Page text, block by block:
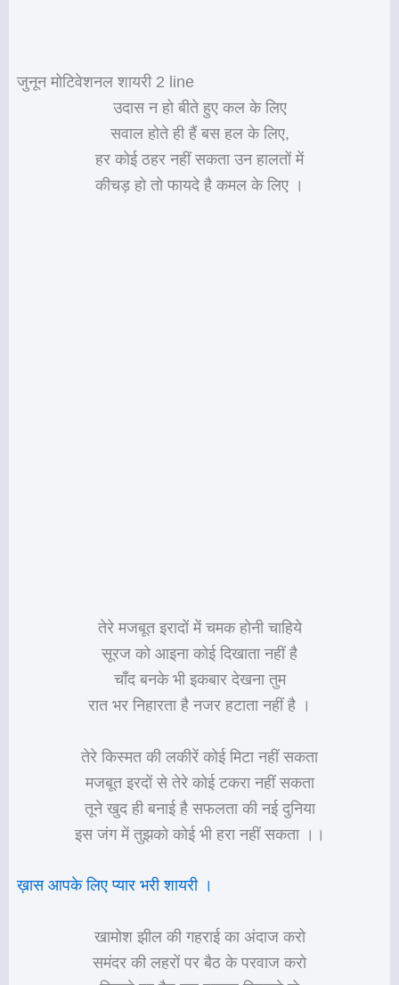
जुनून मोटिवेशनल शायरी 2 line
उदास न हो बीते हुए कल के लिए
सवाल होते ही हैं बस हल के लिए,
हर कोई ठहर नहीं सकता उन हालतों में
कीचड़ हो तो फायदे है कमल के लिए ।
तेरे मजबूत इरादों में चमक होनी चाहिये
सूरज को आइना कोई दिखाता नहीं है
चाँद बनके भी इकबार देखना तुम
रात भर निहारता है नजर हटाता नहीं है ।
तेरे किस्मत की लकीरें कोई मिटा नहीं सकता
मजबूत इरदों से तेरे कोई टकरा नहीं सकता
तूने खुद ही बनाई है सफलता की नई दुनिया
इस जंग में तुझको कोई भी हरा नहीं सकता ।।
ख़ास आपके लिए प्यार भरी शायरी ।
खामोश झील की गहराई का अंदाज करो
समंदर की लहरों पर बैठ के परवाज करो